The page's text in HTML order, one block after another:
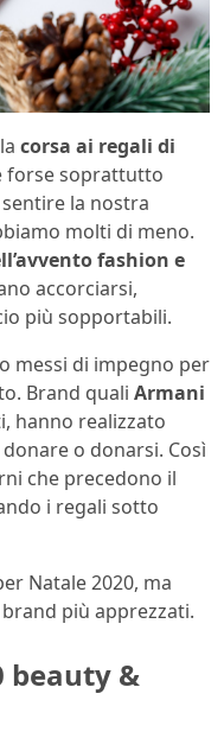
corsa ai regali di
forse soprattutto
la nostra
molti di meno.
fashion e
accorciarsi,
più sopportabili.
messi di impegno per
Brand quali Armani
hanno realizzato
o donarsi. Così
che precedono il
i regali sotto
Natale 2020, ma
più apprezzati.
beauty &